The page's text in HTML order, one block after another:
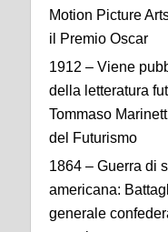
Motion Picture
il Premio Oscar
1912 – Viene
della letteratura
Tommaso
del Futurismo
1864 – Guerra di
americana:
generale